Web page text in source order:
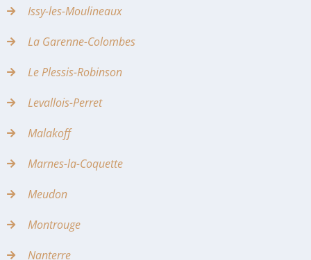
Issy-les-Moulineaux
La Garenne-Colombes
Le Plessis-Robinson
Levallois-Perret
Malakoff
Marnes-la-Coquette
Meudon
Montrouge
Nanterre